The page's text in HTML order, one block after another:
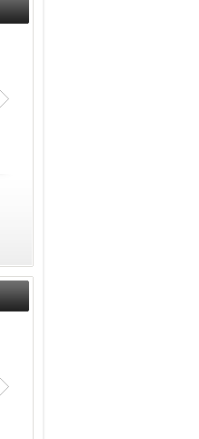
birbirinden renkli etkinliklerle devam